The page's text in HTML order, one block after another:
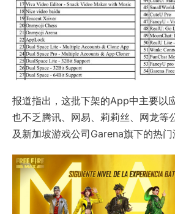
报道指出，这批下架的App中主要以
也不乏腾讯、网易、莉莉丝、网龙等
及新加坡游戏公司Garena旗下的热门